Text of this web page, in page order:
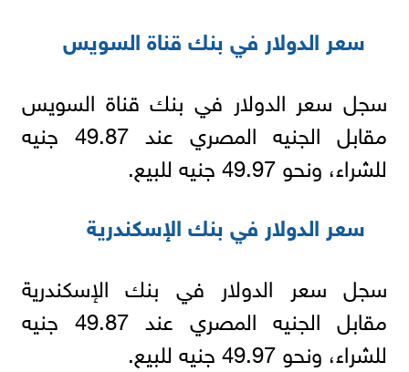
سعر الدولار في بنك قناة السويس
سجل سعر الدولار في بنك قناة السويس
مقابل الجنيه المصري عند 49.87 جنيه
للشراء، ونحو 49.97 جنيه للبيع.
سعر الدولار في بنك الإسكندرية
سجل سعر الدولار في بنك الإسكندرية
مقابل الجنيه المصري عند 49.87 جنيه
للشراء، ونحو 49.97 جنيه للبيع.